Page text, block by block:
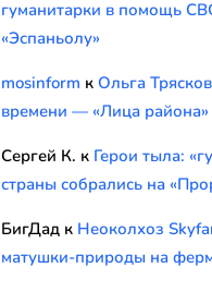
гуманитарки в помощь
«Эспаньолу»
mosinform к Ольга
времени — «Лица района»
Сергей К. к Герои тыла:
страны собрались на
БигДад к Неоколхоз
матушки-природы на